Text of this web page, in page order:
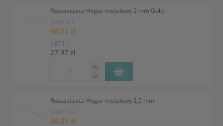
Rozszerzacz Hegar metalowy 2 mm Gold
BRUTTO
30.21 zł
NETTO
27.97 zł
Rozszerzacz Hegar metalowy 2,5 mm
BRUTTO
30.21 zł